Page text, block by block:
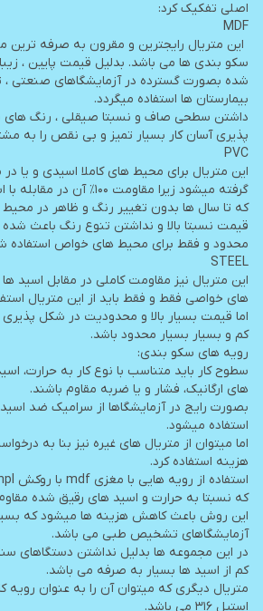
اصلی تفکیک کرد:
MDF
این متریال رایجترین و مقرون به صرفه ترین
سکو بندی ها می باشد. بدلیل قیمت پایین ،
شده بصورت گسترده در آزمایشگاهای
بیمارستان ها استفاده میگردد.
داشتن سطحی صاف و نسبتا صیقلی ، رنگ های
پذیری آسان کار بسیار تمیز و بی نقص را به
PVC
این متریال برای محیط های کاملا اسیدی و یا در
گرفته میشود زیرا مقاومت
که تا سال ها بدون تغییر رنگ و ظاهر در محیط
قیمت نسبتا بالا و نداشتن تنوع رنگ باعث
محدود و فقط برای محیط های خواص استفاده
STEEL
این متریال نیز مقاومت کاملی در مقابل اسید
های خواصی فقط و فقط باید از این متریال
اما قیمت بسیار بالا و محدودیت در شکل
کم و بسیار بسیار محدود باشد.
رویه های سکو بندی:
سطوح کار باید متناسب با نوع کار به حرارت،
های ارگانيک، فشار و یا ضربه مقاوم باشند.
بصورت رایج در آزمایشگاها از سرامیک ضد
استفاده میشود.
اما میتوان از متریال های غیره نیز بنا به
هزینه استفاده کرد.
که نسبتا به حرارت و اسید های رقیق شده
این روش باعث کاهش هزینه ها میشود که
آزمایشگاهای تشخیص طبی می باشد.
در این مجموعه ها بدلیل نداشتن دستگاهای
کم از اسید ها بسیار به صرفه می باشد.
متریال دیگری که میتوان آن را به عنوان رویه
استیل ۳۱۶ می باشد.